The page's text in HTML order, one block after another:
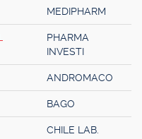
MEDIPHARM
PHARMA
INVESTI
ANDROMACO
BAGO
CHILE LAB.